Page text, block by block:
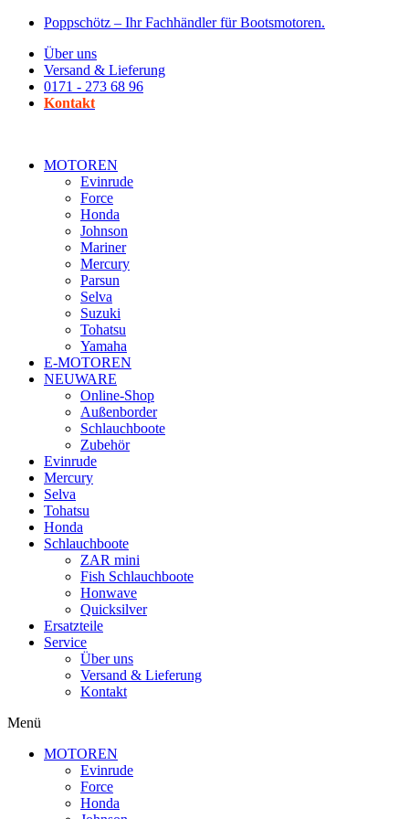
Zum
wechseln
Poppschötz – Ihr Fachhändler für Bootsmotoren.
Über uns
Versand & Lieferung
0171 - 273 68 96
Kontakt
MOTOREN
Evinrude
Force
Honda
Johnson
Mariner
Mercury
Parsun
Selva
Suzuki
Tohatsu
Yamaha
E-MOTOREN
NEUWARE
Online-Shop
Außenborder
Schlauchboote
Zubehör
Evinrude
Mercury
Selva
Tohatsu
Honda
Schlauchboote
ZAR mini
Fish Schlauchboote
Honwave
Quicksilver
Ersatzteile
Service
Über uns
Versand & Lieferung
Kontakt
Menü
MOTOREN
Evinrude
Force
Honda